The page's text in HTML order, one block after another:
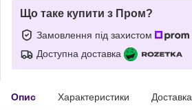
Що таке купити з Пром?
Замовлення під захистом
Доступна доставка
Опис Характеристики Доставка